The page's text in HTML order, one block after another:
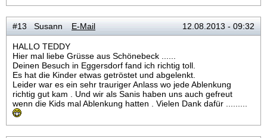
#13 Susann E-Mail 12.08.2013 - 09:32
HALLO TEDDY
Hier mal liebe Grüsse aus Schönebeck ......
Deinen Besuch in Eggersdorf fand ich richtig toll.
Es hat die Kinder etwas getröstet und abgelenkt.
Leider war es ein sehr trauriger Anlass wo jede Ablenkung
richtig gut kam . Und wir als Sanis haben uns auch gefreut
wenn die Kids mal Ablenkung hatten . Vielen Dank dafür .........